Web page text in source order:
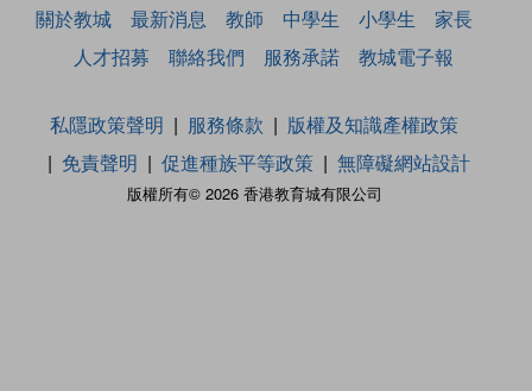
關於教城 最新消息 教師 中學生 小學生
家長
人才招募
聯絡我們 服務承諾 教城電子報
版權所有© 2026 香港教育城有限公司
私隱政策聲明 服務條款
版權及知識產權政策
免責聲明
促進種族平等政策 無障礙網站設計